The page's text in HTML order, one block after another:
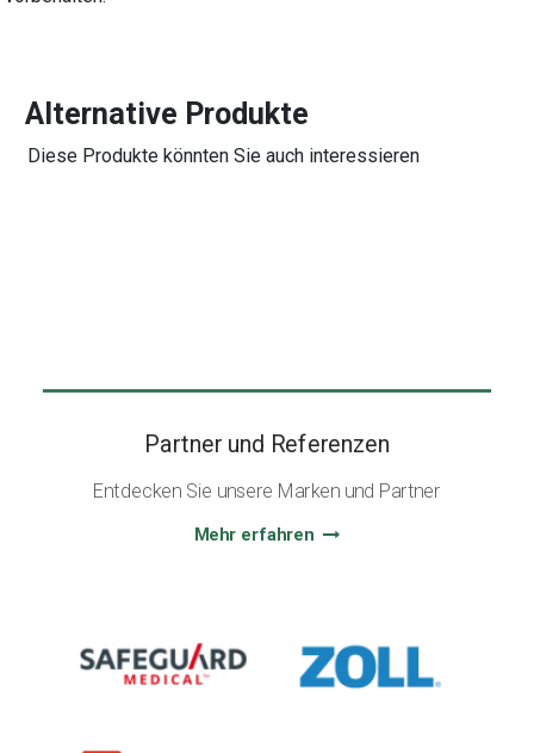
Alternative Produkte
Diese Produkte könnten Sie auch interessieren
Partner und Referenzen
Entdecken Sie unsere Marken und Partner
Mehr erfahren